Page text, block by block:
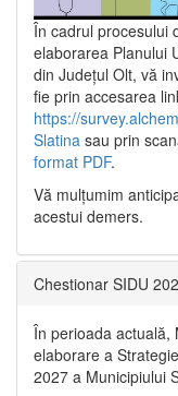
În cadrul procesului
elaborarea Planului
din Județul Olt, vă
fie prin accesarea
https://
Slatina sau prin
format PDF.
Vă mulţumim
acestui demers.
Chestionar SIDU
În perioada actuală,
elaborare a
2027 a Municipiului